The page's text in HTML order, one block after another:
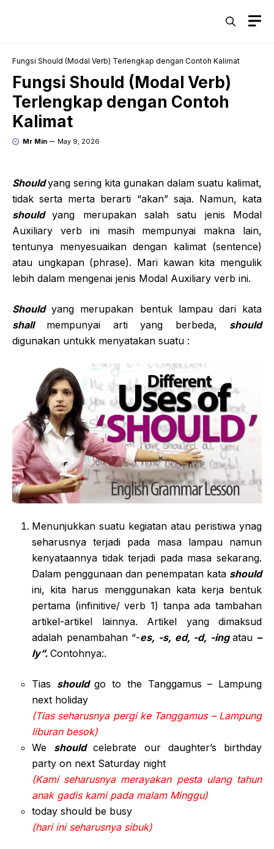
Fungsi Should (Modal Verb) Terlengkap dengan Contoh Kalimat
Fungsi Should (Modal Verb)
Terlengkap dengan Contoh
Kalimat
Mr Min May 9, 2026
Shouldyang sering kita gunakan dalam suatu kalimat,
tidak serta merta berarti “akan” saja. Namun, kata
shouldyang merupakan salah satu jenis Modal
Auxiliary verb ini masih mempunyai makna lain,
tentunya menyesuaikan dengan kalimat (sentence)
atau ungkapan (phrase). Mari kawan kita mengulik
lebih dalam mengenai jenis Modal Auxiliary verb ini.
Shouldyang merupakan bentuk lampau dari kata
shallmempunyai arti yang berbeda, should
digunakan untukk menyatakan suatu :
Menunjukkan suatu kegiatan atau peristiwa ynag
seharusnya terjadi pada masa lampau namun
kenyataannya tidak terjadi pada masa sekarang.
Dalam penggunaan dan penempatan kata should
ini, kita harus menggunakan kata kerja bentuk
pertama (infinitive/ verb 1) tanpa ada tambahan
artikel-artikel lainnya. Artikel yang dimaksud
adalah penambahan “-es, -s, ed, -d, -ingatau –
ly”. Contohnya:.
Tias shouldgo to the Tanggamus – Lampung
next holiday
(Tias seharusnya pergi ke Tanggamus – Lampung
liburan besok)
We shouldcelebrate our daughter’s birthday
party on next Saturday night
(Kami seharusnya merayakan pesta ulang tahun
anak gadis kami pada malam Minggu)
today should be busy
(hari ini seharusnya sibuk)